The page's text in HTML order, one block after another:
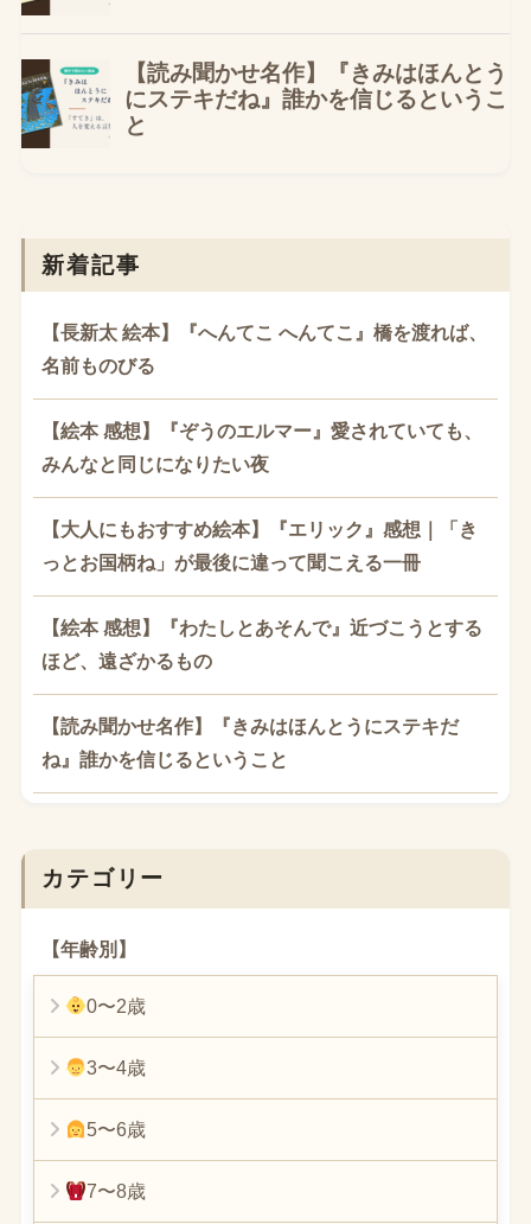
新着記事
【長新太 絵本】『へんてこ へんてこ』橋を渡れば、
名前ものびる
【絵本 感想】『ぞうのエルマー』愛されていても、
みんなと同じになりたい夜
【大人にもおすすめ絵本】『エリック』感想｜「き
っとお国柄ね」が最後に違って聞こえる一冊
【絵本 感想】『わたしとあそんで』近づこうとする
ほど、遠ざかるもの
【読み聞かせ名作】『きみはほんとうにステキだ
ね』誰かを信じるということ
カテゴリー
【年齢別】
0〜2歳
3〜4歳
5〜6歳
7〜8歳